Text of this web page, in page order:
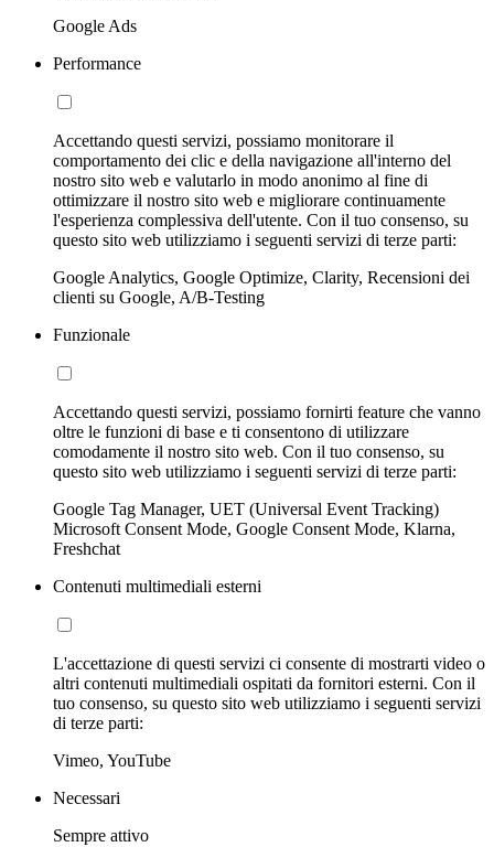
Google Ads
Performance
Accettando questi servizi, possiamo monitorare il
comportamento dei clic e della navigazione all'interno del
nostro sito web e valutarlo in modo anonimo al fine di
ottimizzare il nostro sito web e migliorare continuamente
l'esperienza complessiva dell'utente. Con il tuo consenso, su
questo sito web utilizziamo i seguenti servizi di terze parti:
Google Analytics, Google Optimize, Clarity, Recensioni dei
clienti su Google, A/B-Testing
Funzionale
Accettando questi servizi, possiamo fornirti feature che vanno
oltre le funzioni di base e ti consentono di utilizzare
comodamente il nostro sito web. Con il tuo consenso, su
questo sito web utilizziamo i seguenti servizi di terze parti:
Google Tag Manager, UET (Universal Event Tracking)
Microsoft Consent Mode, Google Consent Mode, Klarna,
Freshchat
Contenuti multimediali esterni
L'accettazione di questi servizi ci consente di mostrarti video o
altri contenuti multimediali ospitati da fornitori esterni. Con il
tuo consenso, su questo sito web utilizziamo i seguenti servizi
di terze parti:
Vimeo, YouTube
Necessari
Sempre attivo